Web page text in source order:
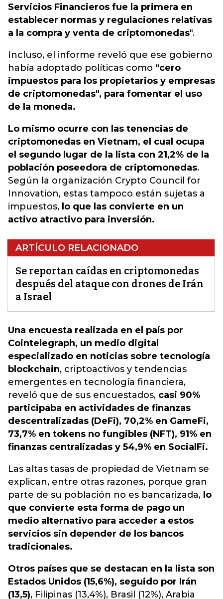
Servicios Financieros fue la primera en
establecer normas y regulaciones relativas
a la compra y venta de criptomonedas".
Incluso, el informe reveló que ese gobierno
había adoptado políticas como "cero
impuestos para los propietarios y empresas
de criptomonedas", para fomentar el uso
de la moneda.
Lo mismo ocurre con las tenencias de
criptomonedas en Vietnam, el cual ocupa
el segundo lugar de la lista con 21,2% de la
población poseedora de criptomonedas.
Según la organización Crypto Council for
Innovation, estas tampoco están sujetas a
impuestos, lo que las convierte en un
activo atractivo para inversión.
ARTÍCULO RELACIONADO
Se reportan caídas en criptomonedas
después del ataque con drones de Irán
a Israel
Una encuesta realizada en el país por
Cointelegraph, un medio digital
especializado en noticias sobre tecnología
blockchain, criptoactivos y tendencias
emergentes en tecnología financiera,
reveló que de sus encuestados, casi 90%
participaba en actividades de finanzas
descentralizadas (DeFi), 70,2% en GameFi,
73,7% en tokens no fungibles (NFT), 91% en
finanzas centralizadas y 54,9% en SocialFi.
Las altas tasas de propiedad de Vietnam se
explican, entre otras razones, porque gran
parte de su población no es bancarizada, lo
que convierte esta forma de pago un
medio alternativo para acceder a estos
servicios sin depender de los bancos
tradicionales.
Otros países que se destacan en la lista son
Estados Unidos (15,6%), seguido por Irán
(13,5), Filipinas (13,4%), Brasil (12%), Arabia